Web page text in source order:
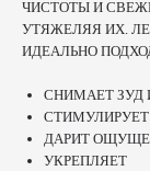
ЧИСТОТЫ И
УТЯЖЕЛЯЯ ИХ.
ИДЕАЛЬНО
СНИМАЕТ ЗУД
ДАРИТ
УКРЕПЛЯЕТ